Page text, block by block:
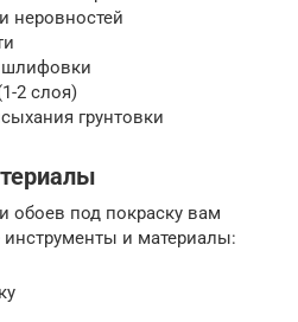
неровностей
шлифовки
2 слоя)
грунтовки
обоев под покраску вам
и материалы: